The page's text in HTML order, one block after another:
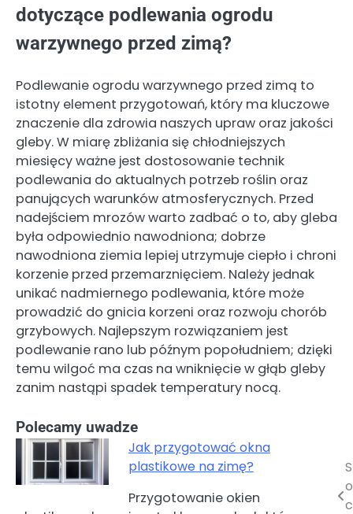
dotyczące podlewania ogrodu
warzywnego przed zimą?
Podlewanie ogrodu warzywnego przed zimą to
istotny element przygotowań, który ma kluczowe
znaczenie dla zdrowia naszych upraw oraz jakości
gleby. W miarę zbliżania się chłodniejszych
miesięcy ważne jest dostosowanie technik
podlewania do aktualnych potrzeb roślin oraz
panujących warunków atmosferycznych. Przed
nadejściem mrozów warto zadbać o to, aby gleba
była odpowiednio nawodniona; dobrze
nawodniona ziemia lepiej utrzymuje ciepło i chroni
korzenie przed przemarznięciem. Należy jednak
unikać nadmiernego podlewania, które może
prowadzić do gnicia korzeni oraz rozwoju chorób
grzybowych. Najlepszym rozwiązaniem jest
podlewanie rano lub późnym popołudniem; dzięki
temu wilgoć ma czas na wniknięcie w głąb gleby
zanim nastąpi spadek temperatury nocą.
Polecamy uwadze
Jak przygotować okna
plastikowe na zimę?
Przygotowanie okien
Nawigacja